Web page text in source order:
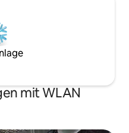
mit WLAN